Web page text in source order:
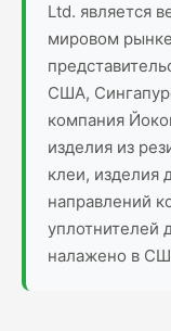
Ltd. является
мировом
США,
компания
изделия из
клеи, изделия
направлений
уплотнителей
налажено в